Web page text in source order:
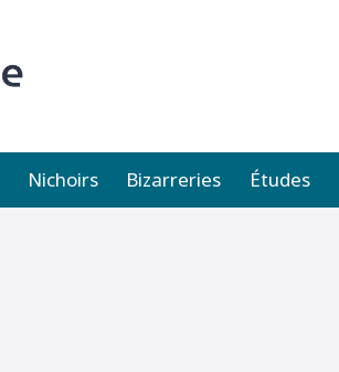
Nichoirs Bizarreries Études